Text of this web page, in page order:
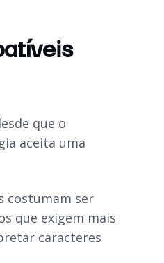
que o
aceita uma
costumam ser
que exigem mais
caracteres